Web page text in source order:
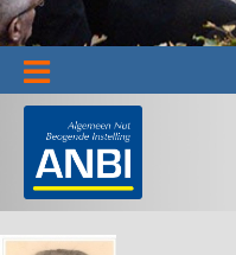
Informatie